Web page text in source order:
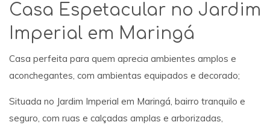
Casa Espetacular no Jardim
Imperial em Maringá
Casa perfeita para quem aprecia ambientes amplos e
aconchegantes, com ambientas equipados e decorado;
Situada no Jardim Imperial em Maringá, bairro tranquilo e
seguro, com ruas e calçadas amplas e arborizadas,